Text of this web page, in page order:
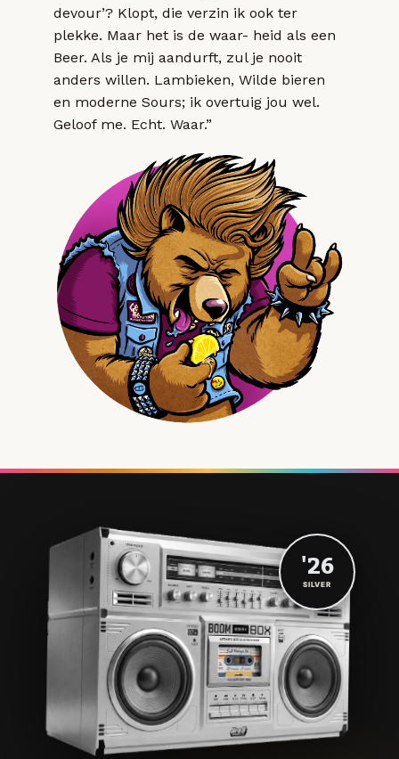
devour’? Klopt, die verzin ik ook ter
plekke. Maar het is de waar- heid als een
Beer. Als je mij aandurft, zul je nooit
anders willen. Lambieken, Wilde bieren
en moderne Sours; ik overtuig jou wel.
Geloof me. Echt. Waar.”
'26
SILVER